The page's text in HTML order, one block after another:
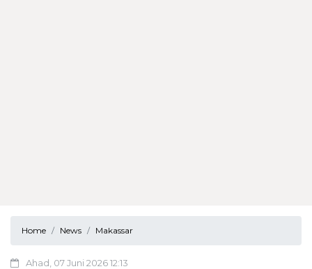
Home News Makassar
Ahad, 07 Juni 2026 12:13